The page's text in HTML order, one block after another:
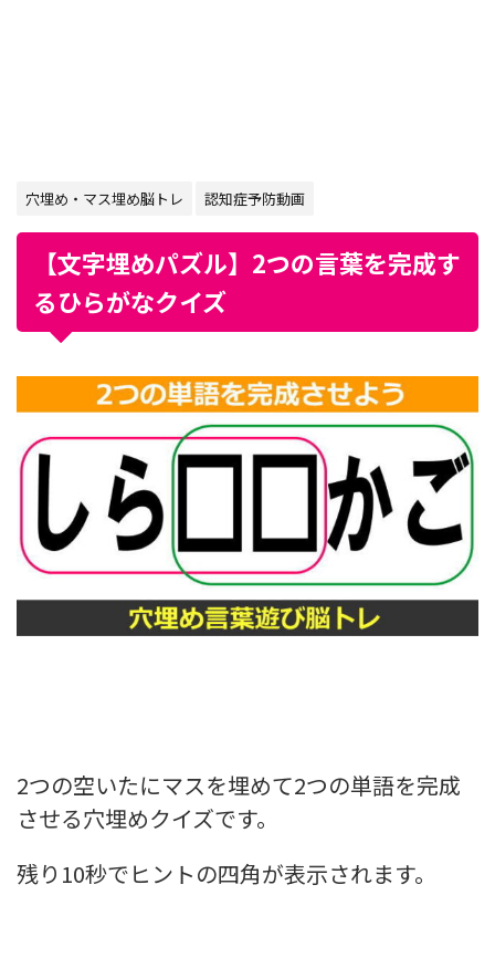
穴埋め・マス埋め脳トレ 認知症予防動画
【文字埋めパズル】2つの言葉を完成す
るひらがなクイズ
2つの空いたにマスを埋めて2つの単語を完成
させる穴埋めクイズです。
残り10秒でヒントの四角が表示されます。